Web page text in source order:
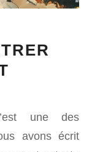
une des
avons écrit